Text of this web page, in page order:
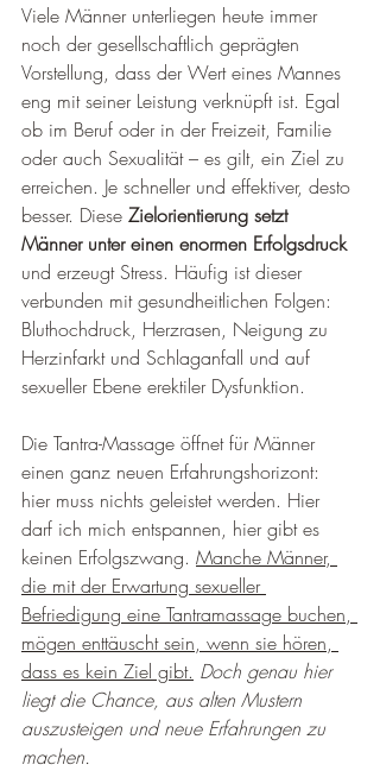
Viele Männer unterliegen heute immer
noch der gesellschaftlich geprägten
Vorstellung, dass der Wert eines Mannes
eng mit seiner Leistung verknüpft ist. Egal
ob im Beruf oder in der Freizeit, Familie
oder auch Sexualität – es gilt, ein Ziel zu
erreichen. Je schneller und effektiver, desto
besser. Diese Zielorientierung setzt
Männer unter einen enormen Erfolgsdruck
und erzeugt Stress. Häufig ist dieser
verbunden mit gesundheitlichen Folgen:
Bluthochdruck, Herzrasen, Neigung zu
Herzinfarkt und Schlaganfall und auf
sexueller Ebene erektiler Dysfunktion.
Die Tantra-Massage öffnet für Männer
einen ganz neuen Erfahrungshorizont:
hier muss nichts geleistet werden. Hier
darf ich mich entspannen, hier gibt es
keinen Erfolgszwang. Manche Männer,
die mit der Erwartung sexueller
Befriedigung eine Tantramassage buchen,
mögen enttäuscht sein, wenn sie hören,
dass es kein Ziel gibt. Doch genau hier
liegt die Chance, aus alten Mustern
auszusteigen und neue Erfahrungen zu
machen.